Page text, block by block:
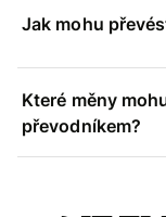
Jak mohu
Které měny
převodníkem?